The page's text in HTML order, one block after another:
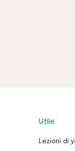
Utile
Lezioni di